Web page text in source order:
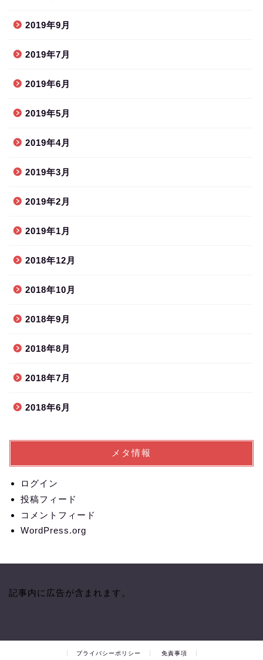
2019年9月
2019年7月
2019年6月
2019年5月
2019年4月
2019年3月
2019年2月
2019年1月
2018年12月
2018年10月
2018年9月
2018年8月
2018年7月
2018年6月
メタ情報
ログイン
投稿フィード
コメントフィード
WordPress.org
記事内に広告が含まれます。
プライバシーポリシー 免責事項